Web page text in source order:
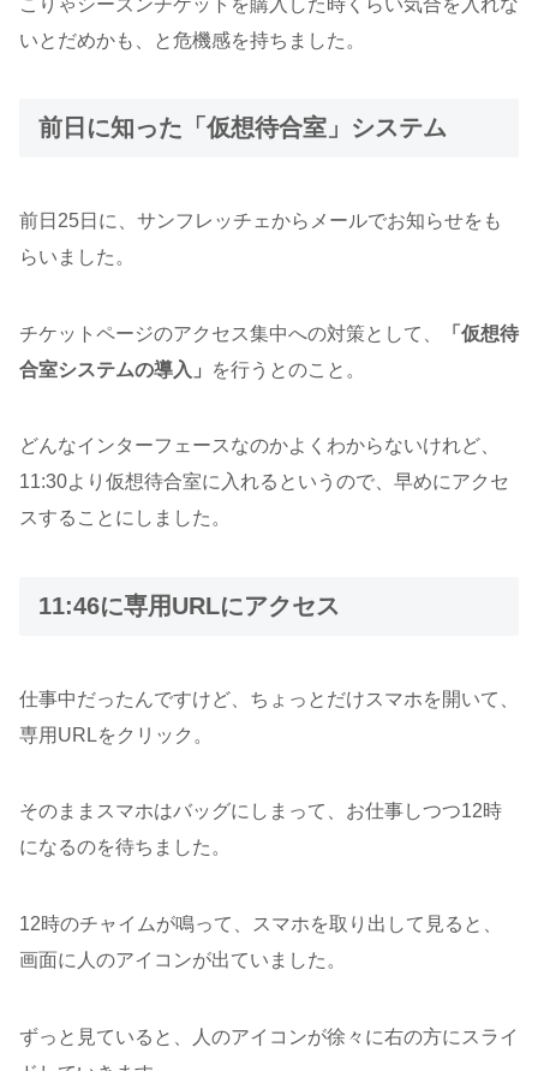
いとだめかも、と危機感を持ちました。
前日に知った「仮想待合室」システム
前日25日に、サンフレッチェからメールでお知らせをも
らいました。
チケットページのアクセス集中への対策として、
「仮想待
合室システムの導入」
を行うとのこと。
どんなインターフェースなのかよくわからないけれど、
11:30より仮想待合室に入れるというので、早めにアクセ
スすることにしました。
11:46に専用URLにアクセス
仕事中だったんですけど、ちょっとだけスマホを開いて、
専用URLをクリック。
そのままスマホはバッグにしまって、お仕事しつつ12時
になるのを待ちました。
12時のチャイムが鳴って、スマホを取り出して見ると、
画面に人のアイコンが出ていました。
ずっと見ていると、人のアイコンが徐々に右の方にスライ